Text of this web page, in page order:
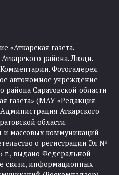
«Аткарская газета.
района. Люди.
Фотогалерея.
автономное учреждение
района Саратовской области
газета» (МАУ «Редакция
Администрация Аткарского
области.
массовых коммуникаций
о регистрации Эл №
г., выдано Федеральной
связи, информационных